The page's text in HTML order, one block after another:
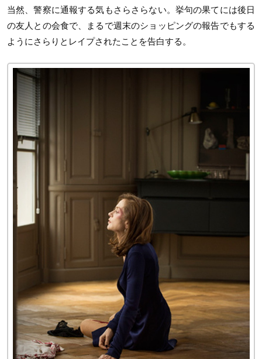
当然、警察に通報する気もさらさらない。挙句の果てには後日
の友人との会食で、まるで週末のショッピングの報告でもする
ようにさらりとレイプされたことを告白する。